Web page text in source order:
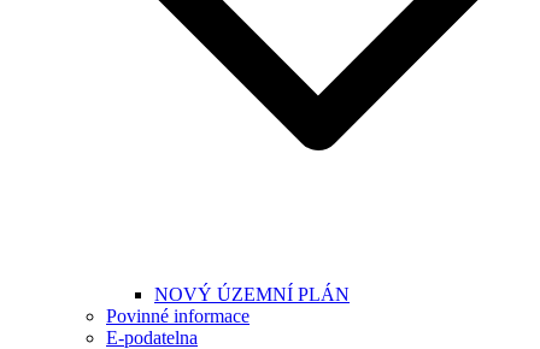
NOVÝ ÚZEMNÍ PLÁN
Povinné informace
E-podatelna